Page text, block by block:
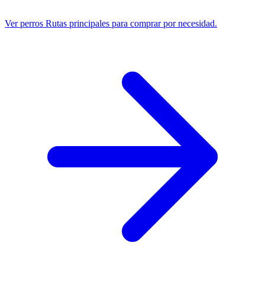
Ver perros Rutas principales para comprar por necesidad.